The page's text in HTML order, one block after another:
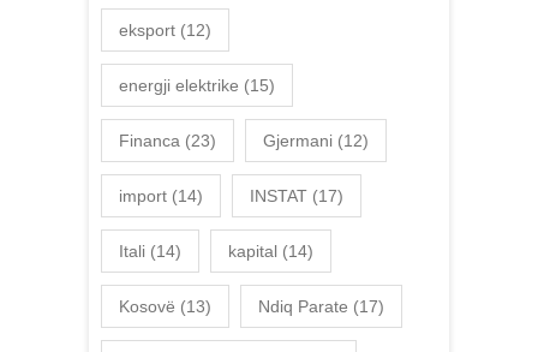
eksport (12)
energji elektrike (15)
Financa (23) Gjermani (12)
import (14) INSTAT (17)
Itali (14) kapital (14)
Kosovë (13) Ndiq Parate (17)